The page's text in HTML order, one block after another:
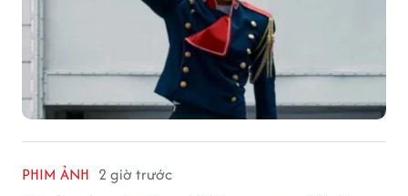
PHIM ẢNH 2 giờ trước